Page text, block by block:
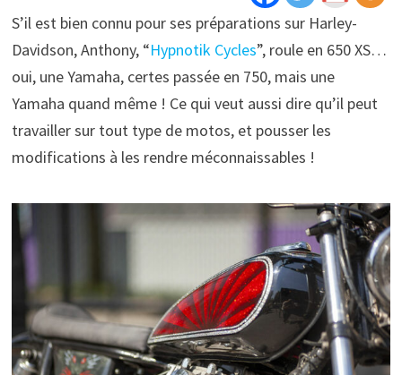
S’il est bien connu pour ses préparations sur Harley-
Davidson, Anthony, “Hypnotik Cycles”, roule en 650 XS…
oui, une Yamaha, certes passée en 750, mais une
Yamaha quand même ! Ce qui veut aussi dire qu’il peut
travailler sur tout type de motos, et pousser les
modifications à les rendre méconnaissables !